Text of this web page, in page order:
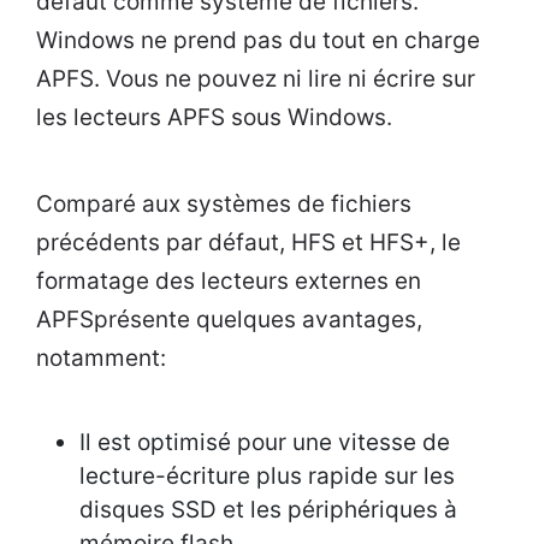
Windows ne prend pas du tout en charge
APFS. Vous ne pouvez ni lire ni écrire sur
les lecteurs APFS sous Windows.
Comparé aux systèmes de fichiers
précédents par défaut, HFS et HFS+, le
formatage des lecteurs externes en
APFSprésente quelques avantages,
notamment:
Il est optimisé pour une vitesse de
lecture-écriture plus rapide sur les
disques SSD et les périphériques à